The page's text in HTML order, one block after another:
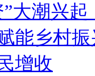
”大潮兴
能乡村振
增收